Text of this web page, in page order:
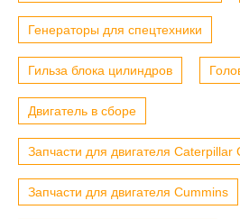
Генераторы для спецтехники
Гильза блока цилиндров
Двигатель в сборе
Запчасти для двигателя Caterpillar
Запчасти для двигателя Cummins